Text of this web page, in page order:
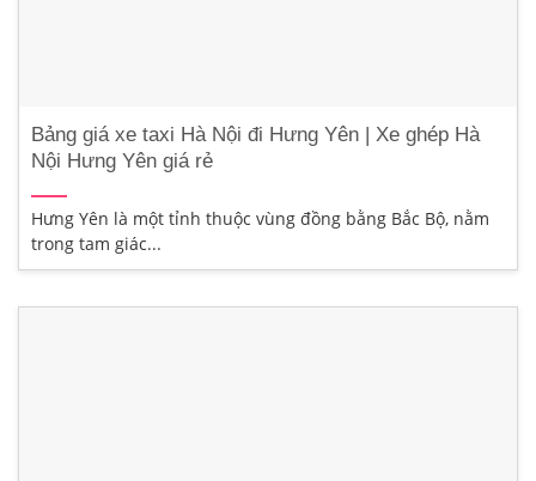
Bảng giá xe taxi Hà Nội đi Hưng Yên | Xe ghép Hà
Nội Hưng Yên giá rẻ
Hưng Yên là một tỉnh thuộc vùng đồng bằng Bắc Bộ, nằm
trong tam giác...